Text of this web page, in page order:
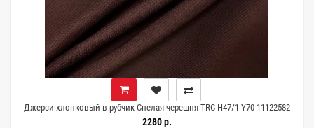
Джерси хлопковый в рубчик Спелая черешня TRC H47/1 Y70 11122582
2280 р.